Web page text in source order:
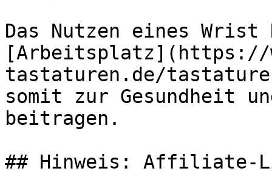
Das Nutzen eines Wrist
[Arbeitsplatz](https://
tastaturen.de/
somit zur Gesundheit
beitragen.
## Hinweis: Affiliate-